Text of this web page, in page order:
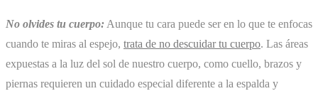
No olvides tu cuerpo: Aunque tu cara puede ser en lo que te enfocas
cuando te miras al espejo, trata de no descuidar tu cuerpo. Las áreas
expuestas a la luz del sol de nuestro cuerpo, como cuello, brazos y
piernas requieren un cuidado especial diferente a la espalda y